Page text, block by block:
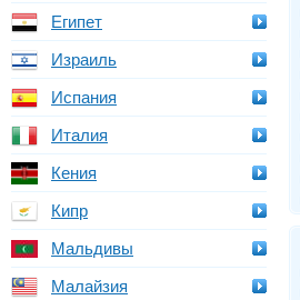
Египет
Израиль
Испания
Италия
Кения
Кипр
Мальдивы
Малайзия